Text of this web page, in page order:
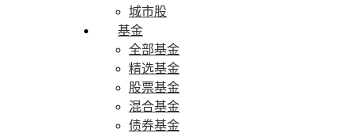
城市股
基金
全部基金
精选基金
股票基金
混合基金
债券基金